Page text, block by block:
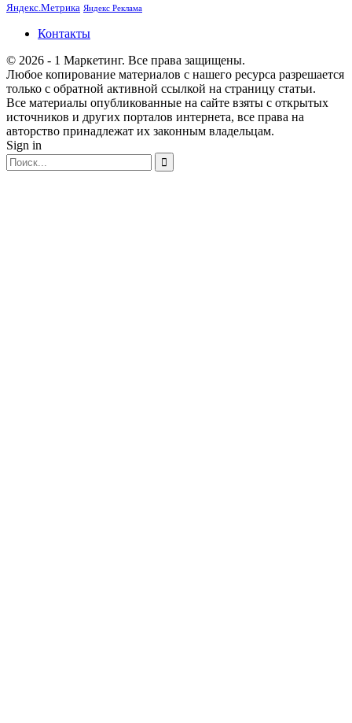
Яндекс.Метрика Яндекс Реклама
Контакты
© 2026 - 1 Маркетинг. Все права защищены.
Любое копирование материалов с нашего ресурса разрешается
только с обратной активной ссылкой на страницу статьи.
Все материалы опубликованные на сайте взяты с открытых
источников и других порталов интернета, все права на
авторство принадлежат их законным владельцам.
Sign in